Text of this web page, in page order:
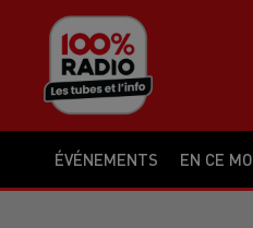
ÉVÉNEMENTS EN CE